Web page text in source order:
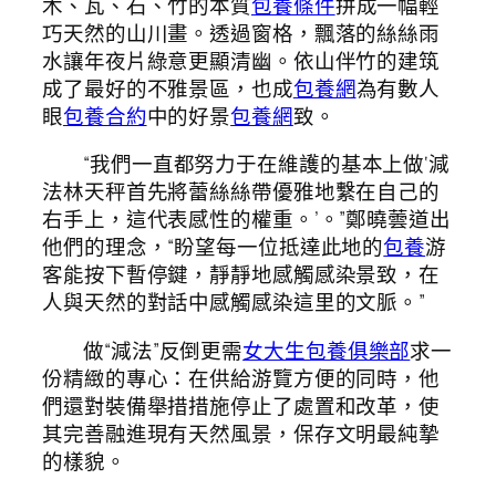
巧天然的山川畫。透過窗格，飄落的絲絲雨
水讓年夜片綠意更顯清幽。依山伴竹的建筑
成了最好的不雅景區，也成包養網為有數人
眼包養合約中的好景包養網致。
“我們一直都努力于在維護的基本上做‘減
法林天秤首先將蕾絲絲帶優雅地繫在自己的
右手上，這代表感性的權重。’。”鄭曉蕓道出
他們的理念，“盼望每一位抵達此地的包養游
客能按下暫停鍵，靜靜地感觸感染景致，在
人與天然的對話中感觸感染這里的文脈。”
做“減法”反倒更需女大生包養俱樂部求一
份精緻的專心：在供給游覽方便的同時，他
們還對裝備舉措措施停止了處置和改革，使
其完善融進現有天然風景，保存文明最純摯
的樣貌。